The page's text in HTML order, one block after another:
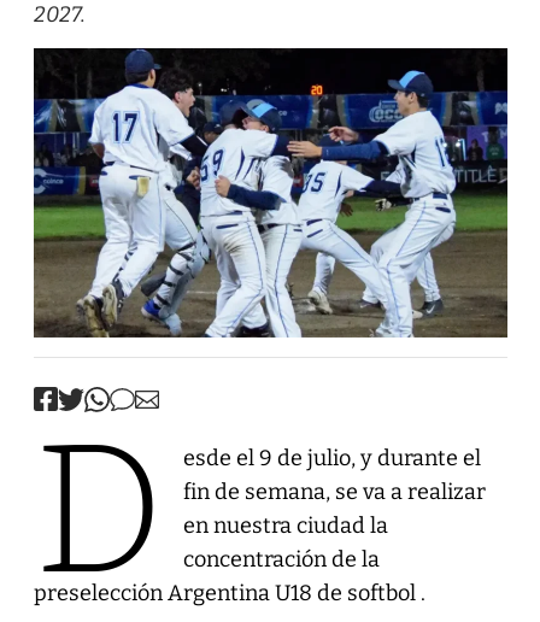
2027.
D
esde el 9 de julio, y durante el
fin de semana, se va a realizar
en nuestra ciudad la
concentración de la
preselección Argentina U18 de softbol .